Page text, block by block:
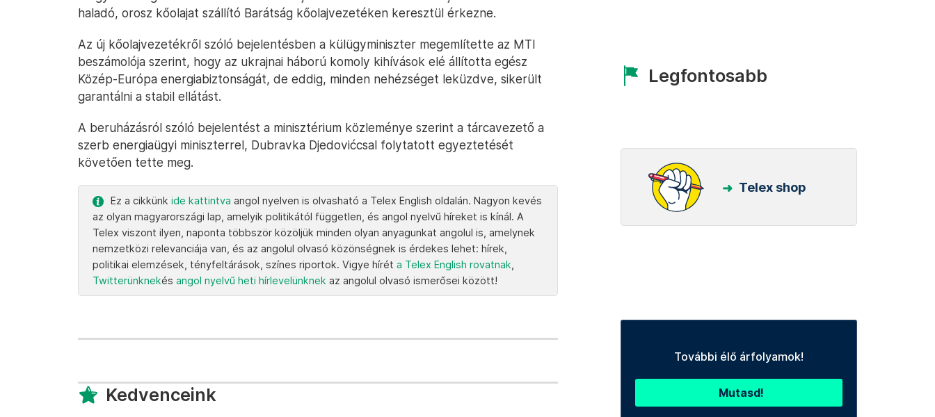
haladó, orosz kőolajat szállító Barátság kőolajvezetéken keresztül érkezne.
Az új kőolajvezetékről szóló bejelentésben a külügyminiszter megemlítette az MTI
beszámolója szerint, hogy az ukrajnai háború komoly kihívások elé állította egész
Közép-Európa energiabiztonságát, de eddig, minden nehézséget leküzdve, sikerült
garantálni a stabil ellátást.
A beruházásról szóló bejelentést a minisztérium közleménye szerint a tárcavezető a
szerb energiaügyi miniszterrel, Dubravka Djedovićcsal folytatott egyeztetését
követően tette meg.
Ez a cikkünk ide kattintva angol nyelven is olvasható a Telex English oldalán. Nagyon kevés
az olyan magyarországi lap, amelyik politikától független, és angol nyelvű híreket is kínál. A
Telex viszont ilyen, naponta többször közöljük minden olyan anyagunkat angolul is, amelynek
nemzetközi relevanciája van, és az angolul olvasó közönségnek is érdekes lehet: hírek,
politikai elemzések, tényfeltárások, színes riportok. Vigye hírét a Telex English rovatnak
Twitterünknekés angol nyelvű heti hírlevelünknek az angolul olvasó ismerősei között!
Kedvenceink
Legfontosabb
Telex shop
További élő árfolyamok!
Mutasd!